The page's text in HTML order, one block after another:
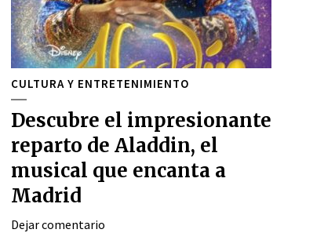
CULTURA Y ENTRETENIMIENTO
Descubre el impresionante
reparto de Aladdin, el
musical que encanta a
Madrid
Dejar comentario